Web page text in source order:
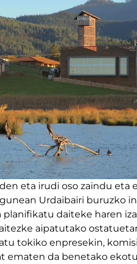
eta irudi oso zaindu eta
Urdaibairi buruzko
daiteke haren
aipatutako
tokiko enpresekin,
ematen da benetako